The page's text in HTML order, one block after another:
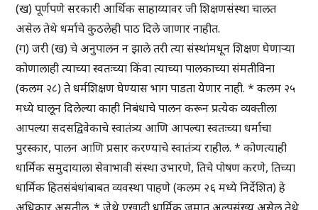
(ख) पूर्णपणे सरकारी आर्थिक साहाय्यावर जी शिक्षणसंस्था चालत
असेल तेथे धर्माचे कुठलेही पाठ दिले जाणार नाहीत.
(ग) जरी (ख) चे अनुपालन न झाले तरी त्या संस्थांमधून शिक्षण घेणाऱ्या
कोणालाही त्याच्या स्वतःच्या किंवा त्याच्या पालकाच्या संमतीविना
(कलम २८) ते धर्मशिक्षण घेण्यास भाग पाडता येणार नाही. * कलम २५
मध्ये घालून दिलेल्या काही निबंधाचे पालन करून प्रत्येक व्यक्तीला
आपल्या सदसद्विवेकाचे स्वातंत्र्य आणि आपल्या स्वतःच्या धर्माचा
पुरस्कार, पालन आणि प्रसार करण्याचे स्वातंत्र्य राहील. * कोणत्याही
धार्मिक समुदायाला सेवाभावी संस्था उभारणे, तिचे पोषण करणे, तिच्या
धार्मिक हितसंबंधांबाबत व्यवस्था पाहणे (कलम २६ मध्ये निर्देशित) हे